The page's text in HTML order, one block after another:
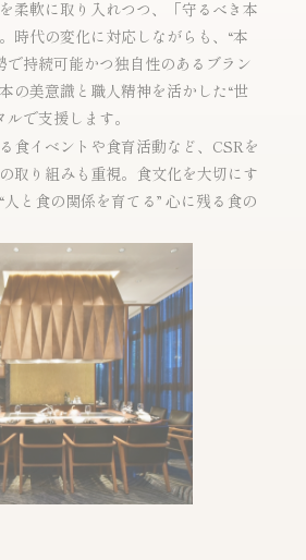
柔軟に取り入れつつ、「守るべき本
時代の変化に対応しながらも、“本
で持続可能かつ独自性のあるブラン
の美意識と職人精神を活かした“世
で支援します。
食イベントや食育活動など、 CSRを
取り組みも重視。食文化を大切にす
人と食の関係を育てる” 心に残る食の